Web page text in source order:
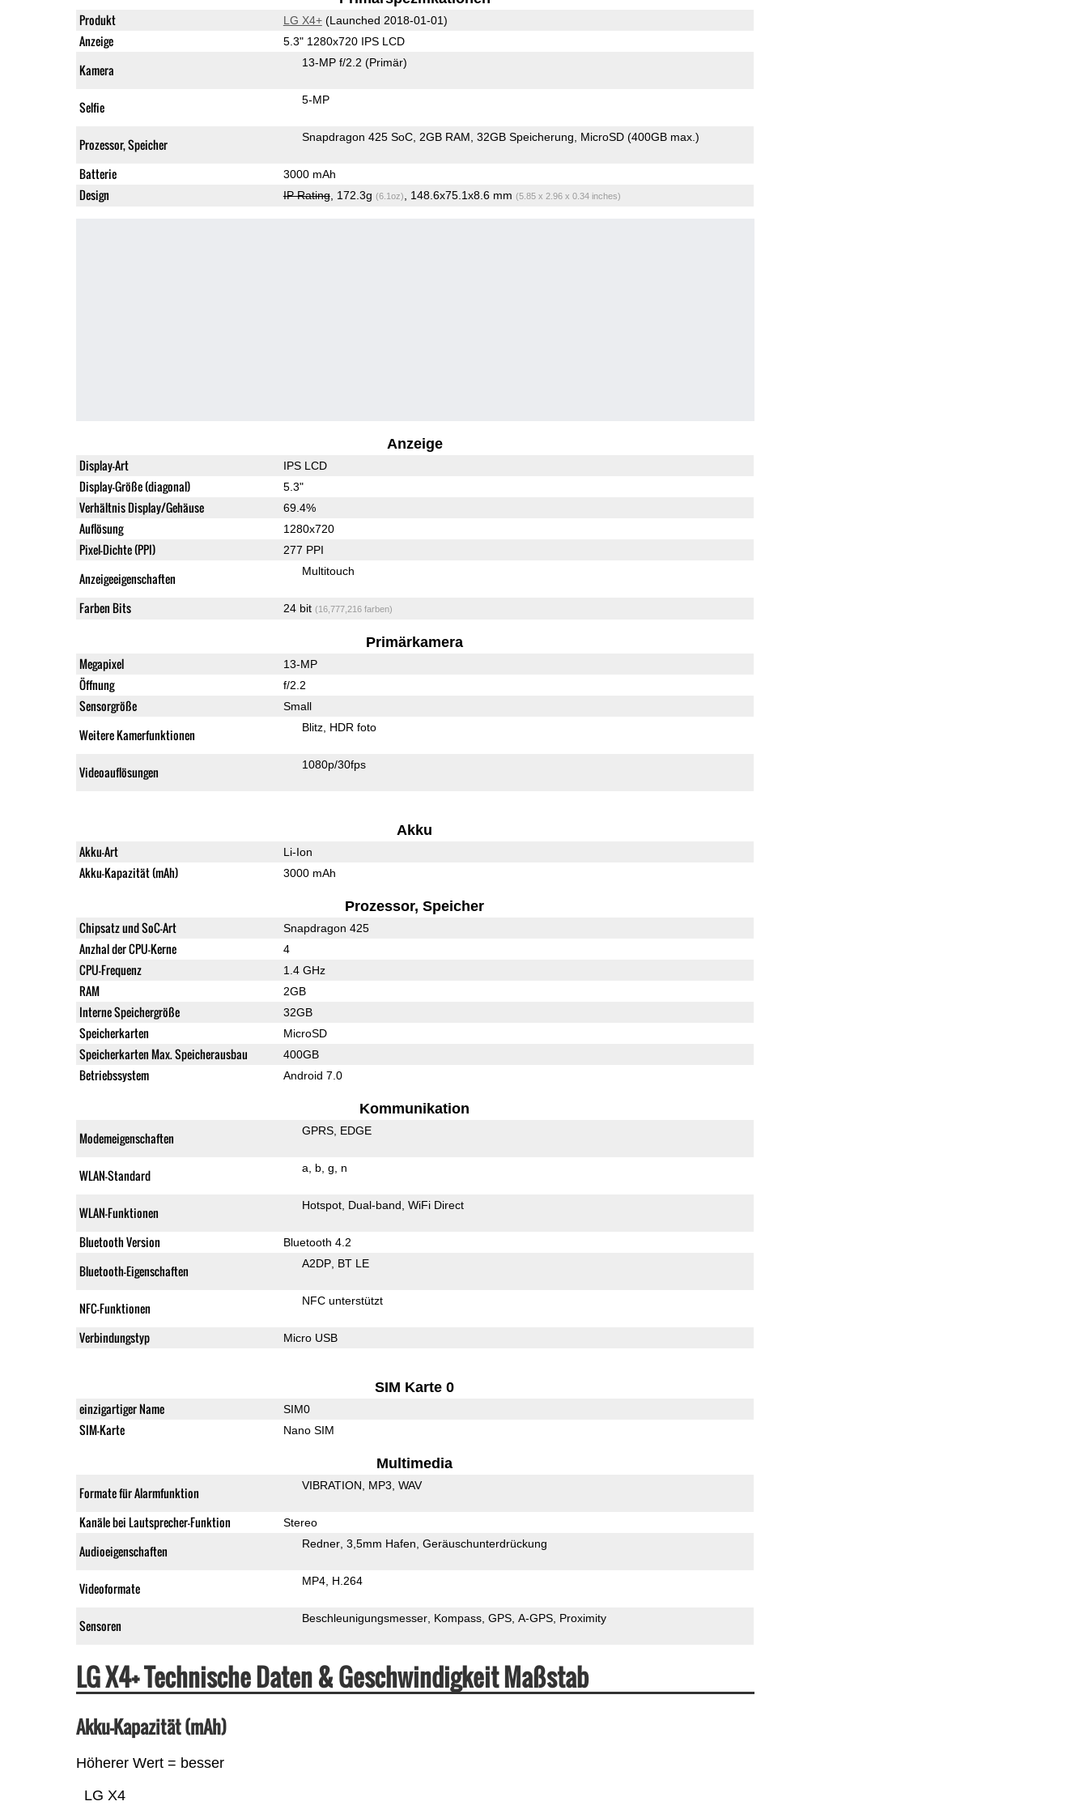
Produkt LG X4+(Launched 2018-01-01)
Anzeige 5.3" 1280x720 IPS LCD
Kamera 13-MP f/2.2 (Primär)
Selfie 5-MP
Prozessor, Speicher Snapdragon 425 SoC 2GB RAM 32GB Speicherung MicroSD (400GB max.)
Batterie 3000 mAh
Design IP Rating, 172.3g (6.1oz) , 148.6x75.1x8.6 mm (5.85 x 2.96 x 0.34 inches)
Anzeige
Display-Art IPS LCD
Display-Größe (diagonal) 5.3"
Verhältnis Display/Gehäuse 69.4%
Auflösung 1280x720
Pixel-Dichte (PPI) 277 PPI
Anzeigeeigenschaften Multitouch
Farben Bits 24 bit (16,777,216 farben)
Primärkamera
Megapixel 13-MP
Öffnung f/2.2
Sensorgröße Small
Weitere Kamerfunktionen Blitz HDR foto
Videoauflösungen 1080p/30fps
Akku
Akku-Art Li-Ion
Akku-Kapazität (mAh) 3000 mAh
Prozessor, Speicher
Chipsatz und SoC-Art Snapdragon 425
Anzhal der CPU-Kerne 4
CPU-Frequenz 1.4 GHz
RAM 2GB
Interne Speichergröße 32GB
Speicherkarten MicroSD
Speicherkarten Max. Speicherausbau 400GB
Betriebssystem Android 7.0
Kommunikation
Modemeigenschaften GPRS EDGE
WLAN-Standard a b g n
WLAN-Funktionen Hotspot Dual-band WiFi Direct
Bluetooth Version Bluetooth 4.2
Bluetooth-Eigenschaften A2DP BT LE
NFC-Funktionen NFC unterstützt
Verbindungstyp Micro USB
SIM Karte 0
einzigartiger Name SIM0
SIM-Karte Nano SIM
Multimedia
Formate für Alarmfunktion VIBRATION MP3 WAV
Kanäle bei Lautsprecher-Funktion Stereo
Audioeigenschaften Redner 3,5mm Hafen Geräuschunterdrückung
Videoformate MP4 H.264
Sensoren Beschleunigungsmesser Kompass GPS A-GPS Proximity
LG X4+ Technische Daten & Geschwindigkeit Maßstab
Akku-Kapazität (mAh)
Höherer Wert = besser
LG X4